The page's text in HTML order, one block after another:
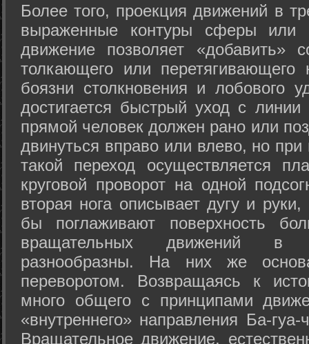
Более того, проекция движений в
выраженные контуры сферы или
движение позволяет «добавить»
толкающего или перетягивающего
боязни столкновения и лобового
достигается быстрый уход с
прямой человек должен рано или
двинуться вправо или влево, но
такой переход осуществляется
круговой проворот на одной
вторая нога описывает дугу и
бы поглаживают поверхность
вращательных движений в
разнообразны. На них же
переворотом. Возвращаясь к
много общего с принципами
«внутреннего» направления Ба-
Вращательное движение,